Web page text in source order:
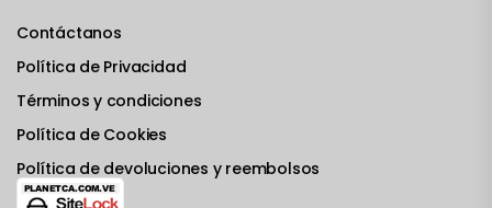
Contáctanos
Política de Privacidad
Términos y condiciones
Política de Cookies
Política de devoluciones y reembolsos